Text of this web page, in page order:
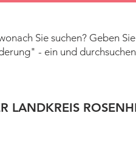
Sie suchen? Geben
- ein und
LANDKREIS